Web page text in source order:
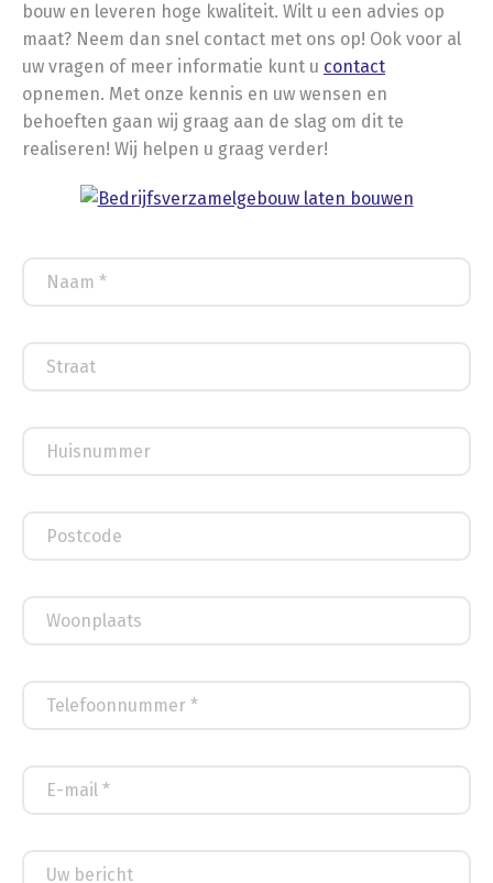
bouw en leveren hoge kwaliteit. Wilt u een advies op
maat? Neem dan snel contact met ons op! Ook voor al
uw vragen of meer informatie kunt u contact
opnemen. Met onze kennis en uw wensen en
behoeften gaan wij graag aan de slag om dit te
realiseren! Wij helpen u graag verder!